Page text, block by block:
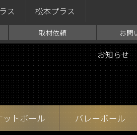
ス 松本プラス
取材依頼 お問
お知らせ
ットボール バレーボール